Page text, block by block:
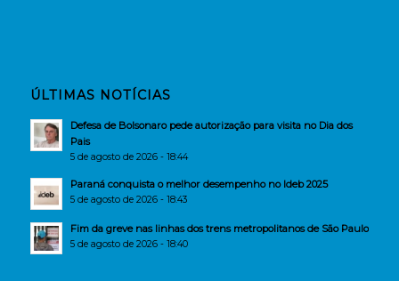
ÚLTIMAS NOTÍCIAS
Defesa de Bolsonaro pede autorização para visita no Dia dos
Pais
5 de agosto de 2026 - 18:44
Paraná conquista o melhor desempenho no Ideb 2025
5 de agosto de 2026 - 18:43
Fim da greve nas linhas dos trens metropolitanos de São Paulo
5 de agosto de 2026 - 18:40